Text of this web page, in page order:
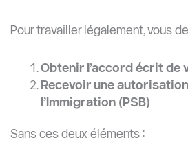
Pour travailler légalement, vous
Obtenir l’accord écrit de
Recevoir une
l’Immigration (PSB)
Sans ces deux éléments :